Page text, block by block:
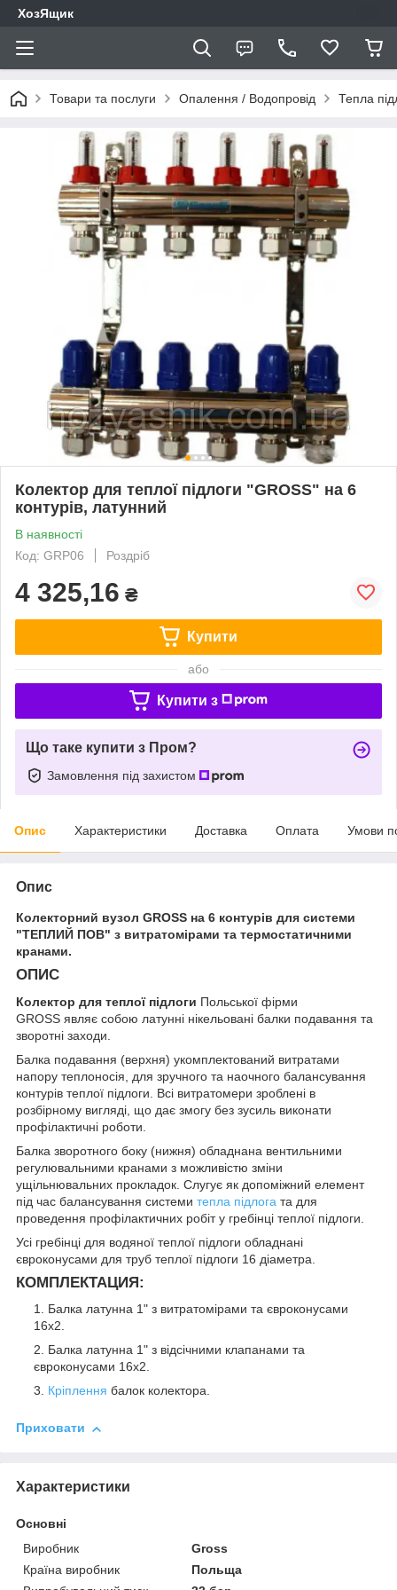
ХозЯщик
Товари та послуги Опалення / Водопровід Тепла
Колектор для теплої підлоги "GROSS" на 6
контурів, латунний
В наявності
Код: GRP06
Роздріб
4 325,16 ₴
Купити
або
Купити з
Що таке купити з Пром?
Замовлення під захистом
Опис Характеристики Доставка Оплата Умови
Опис
Колекторний вузол GROSS на 6 контурів для системи
"ТЕПЛИЙ ПОВ" з витратомірами та термостатичними
кранами.
ОПИС
Колектор для теплої підлоги Польської фірми
GROSS являє собою латунні нікельовані балки подавання та
зворотні заходи.
Балка подавання (верхня) укомплектований витратами
напору теплоносія, для зручного та наочного балансування
контурів теплої підлоги. Всі витратомери зроблені в
розбірному вигляді, що дає змогу без зусиль виконати
профілактичні роботи.
Балка зворотного боку (нижня) обладнана вентильними
регулювальними кранами з можливістю зміни
ущільнювальних прокладок. Слугує як допоміжний елемент
під час балансування системи тепла підлога та для
проведення профілактичних робіт у гребінці теплої підлоги.
Усі гребінці для водяної теплої підлоги обладнані
євроконусами для труб теплої підлоги 16 діаметра.
КОМПЛЕКТАЦИЯ:
Балка латунна 1" з витратомірами та євроконусами
16х2.
Балка латунна 1" з відсічними клапанами та
євроконусами 16х2.
Кріплення балок колектора.
Приховати
Характеристики
Основні
Виробник
Gross
Країна виробник
Польща